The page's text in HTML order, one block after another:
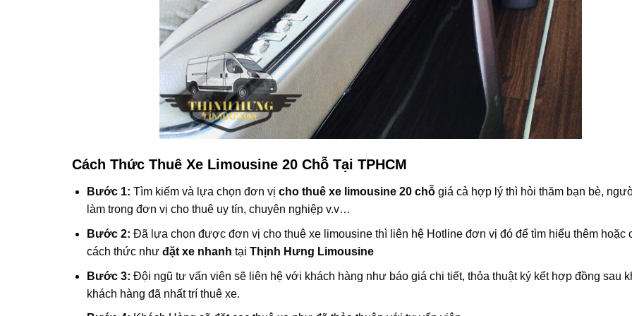
Cách Thức Thuê Xe Limousine 20 Chỗ Tại TPHCM
Bước 1: Tìm kiếm và lựa chọn đơn vị cho thuê xe limousine 20 chỗgiá cả hợp lý thì hỏi thăm bạn bè,
làm trong đơn vị cho thuê uy tín, chuyên nghiệp v.v…
Bước 2: Đã lựa chọn được đơn vị cho thuê xe limousine thì liên hệ Hotline đơn vị đó để tìm hiểu thêm hoặc
cách thức như đặt xe nhanh tại Thịnh Hưng Limousine
Bước 3: Đội ngũ tư vấn viên sẽ liên hệ với khách hàng như báo giá chi tiết, thỏa thuật ký kết hợp đồng sau
khách hàng đã nhất trí thuê xe.